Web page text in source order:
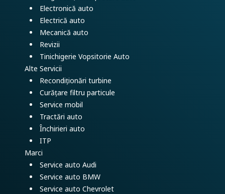
Electronică auto
Electrică auto
Mecanică auto
Revizii
Tinichigerie Vopsitorie Auto
Alte Servicii
Recondiționări turbine
Curățare filtru particule
Service mobil
Tractări auto
Închirieri auto
ITP
Marci
Service auto Audi
Service auto BMW
Service auto Chevrolet